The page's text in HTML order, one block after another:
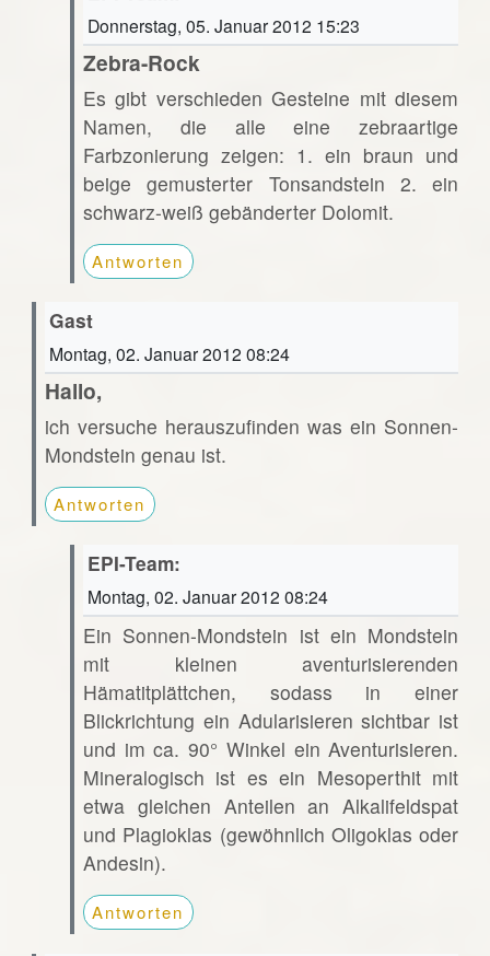
Donnerstag, 05. Januar 2012 15:23
Zebra-Rock
Es gibt verschieden Gesteine mit diesem
Namen, die alle eine zebraartige
Farbzonierung zeigen: 1. ein braun und
beige gemusterter Tonsandstein 2. ein
schwarz-weiß gebänderter Dolomit.
Antworten
Gast
Montag, 02. Januar 2012 08:24
Hallo,
ich versuche herauszufinden was ein Sonnen-
Mondstein genau ist.
Antworten
EPI-Team:
Montag, 02. Januar 2012 08:24
Ein Sonnen-Mondstein ist ein Mondstein
mit kleinen aventurisierenden
Hämatitplättchen, sodass in einer
Blickrichtung ein Adularisieren sichtbar ist
und im ca. 90° Winkel ein Aventurisieren.
Mineralogisch ist es ein Mesoperthit mit
etwa gleichen Anteilen an Alkalifeldspat
und Plagioklas (gewöhnlich Oligoklas oder
Andesin).
Antworten